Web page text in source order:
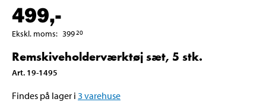
499,-
Ekskl. moms: 39920
Remskiveholderværktøj sæt, 5 stk.
Art. 19-1495
Findes på lager i 3 varehuse